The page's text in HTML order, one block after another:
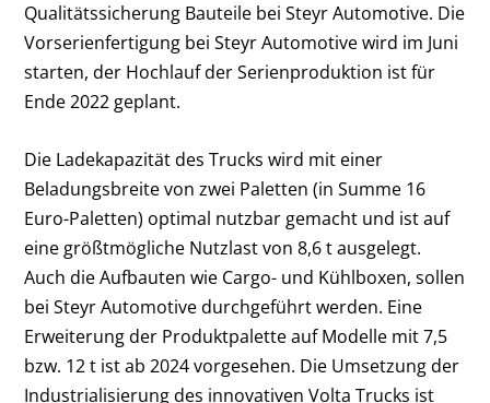
Qualitätssicherung Bauteile bei Steyr Automotive. Die
Vorserienfertigung bei Steyr Automotive wird im Juni
starten, der Hochlauf der Serienproduktion ist für
Ende 2022 geplant.
Die Ladekapazität des Trucks wird mit einer
Beladungsbreite von zwei Paletten (in Summe 16
Euro-Paletten) optimal nutzbar gemacht und ist auf
eine größtmögliche Nutzlast von 8,6 t ausgelegt.
Auch die Aufbauten wie Cargo- und Kühlboxen, sollen
bei Steyr Automotive durchgeführt werden. Eine
Erweiterung der Produktpalette auf Modelle mit 7,5
bzw. 12 t ist ab 2024 vorgesehen. Die Umsetzung der
Industrialisierung des innovativen Volta Trucks ist